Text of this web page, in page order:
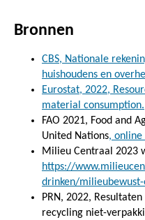
Bronnen
CBS, Nationale
huishoudens en
Eurostat, 2022,
material consumption.
FAO 2021, Food and
United Nations, online
Milieu Centraal 2023
https://
drinken/
PRN, 2022,
recycling niet-